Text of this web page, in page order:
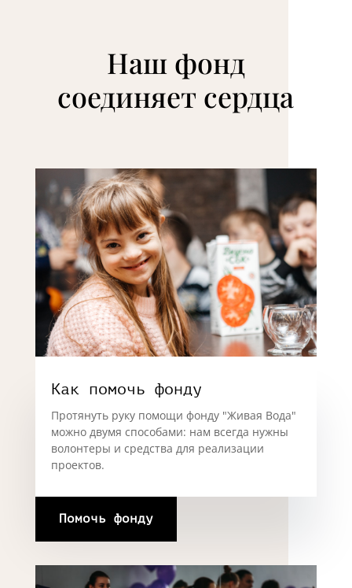
Наш фонд
соединяет сердца
Как помочь фонду
Протянуть руку помощи фонду "Живая Вода"
можно двумя способами: нам всегда нужны
волонтеры и средства для реализации
проектов.
Помочь фонду